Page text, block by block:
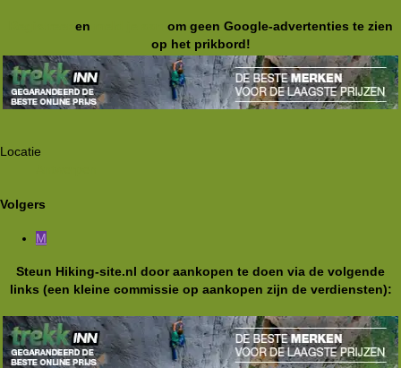
en
om geen Google-advertenties te zien
op het prikbord!
Locatie
Volgers
M
Steun Hiking-site.nl door aankopen te doen via de volgende
links (een kleine commissie op aankopen zijn de verdiensten):